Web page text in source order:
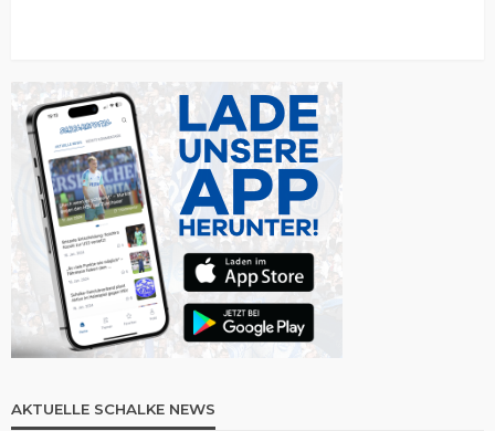
AKTUELLE SCHALKE NEWS